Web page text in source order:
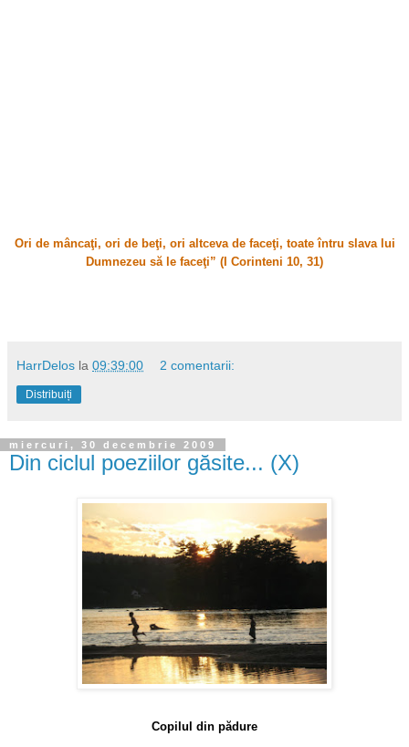
Ori de mâncaţi, ori de beţi, ori altceva de faceţi, toate întru slava lui
Dumnezeu să le faceţi” (I Corinteni 10, 31)
HarrDelos la 09:39:00 2 comentarii:
Distribuiți
miercuri, 30 decembrie 2009
Din ciclul poeziilor găsite... (X)
Copilul din pădure